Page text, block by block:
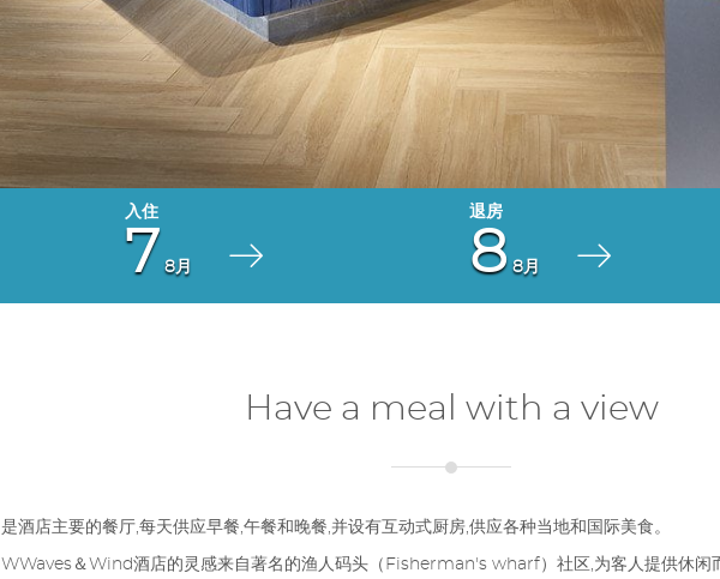
7 8月 8 8月
Have a meal with a view
是酒店主要的餐厅,每天供应早餐,午餐和晚餐,并设有互动式厨房,供应各种当地和国际美食。
WWaves＆Wind酒店的灵感来自著名的渔人码头（Fisherman's wharf）社区,为客人提供休闲